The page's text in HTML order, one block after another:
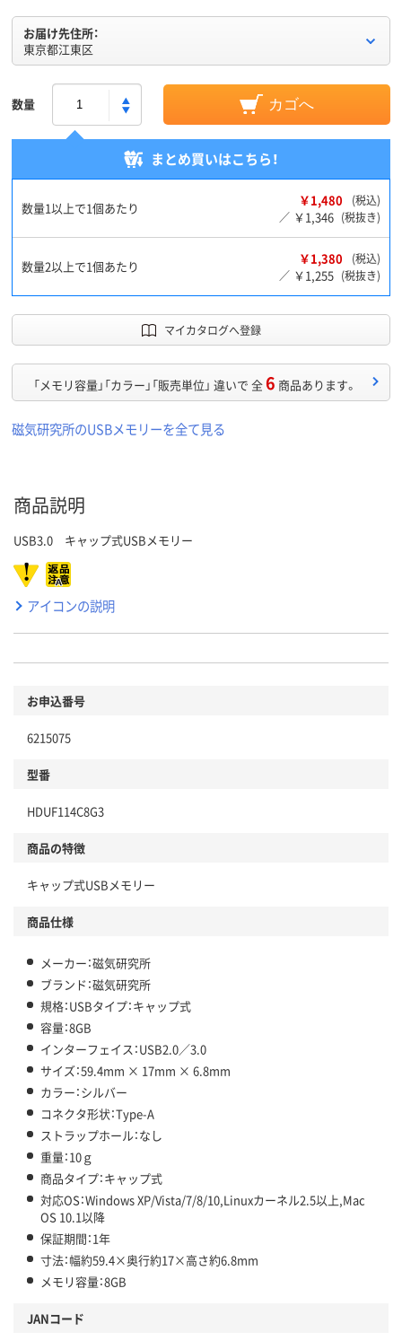
お届け先住所：
東京都江東区
数量 カゴへ
まとめ買いはこちら！
数量1以上で1個あたり ￥1,480
(税込)
／ ￥1,346 (税抜き)
数量2以上で1個あたり ￥1,380
(税込)
／ ￥1,255 (税抜き)
マイカタログへ登録
「メモリ容量」「カラー」「販売単位」 違いで 全6 商品あります。
磁気研究所のUSBメモリーを全て見る
商品説明
USB3.0 キャップ式USBメモリー
アイコンの説明
お申込番号
6215075
型番
HDUF114C8G3
商品の特徴
キャップ式USBメモリー
商品仕様
メーカー：磁気研究所
ブランド：磁気研究所
規格：USBタイプ：キャップ式
容量：8GB
インターフェイス：USB2.0／3.0
サイズ：59.4mm × 17mm × 6.8mm
カラー：シルバー
コネクタ形状：Type-A
ストラップホール：なし
重量：10ｇ
商品タイプ：キャップ式
対応OS：Windows XP/Vista/7/8/10,Linuxカーネル2.5以上,Mac
OS 10.1以降
保証期間：1年
寸法：幅約59.4×奥行約17×高さ約6.8mm
メモリ容量：8GB
JANコード